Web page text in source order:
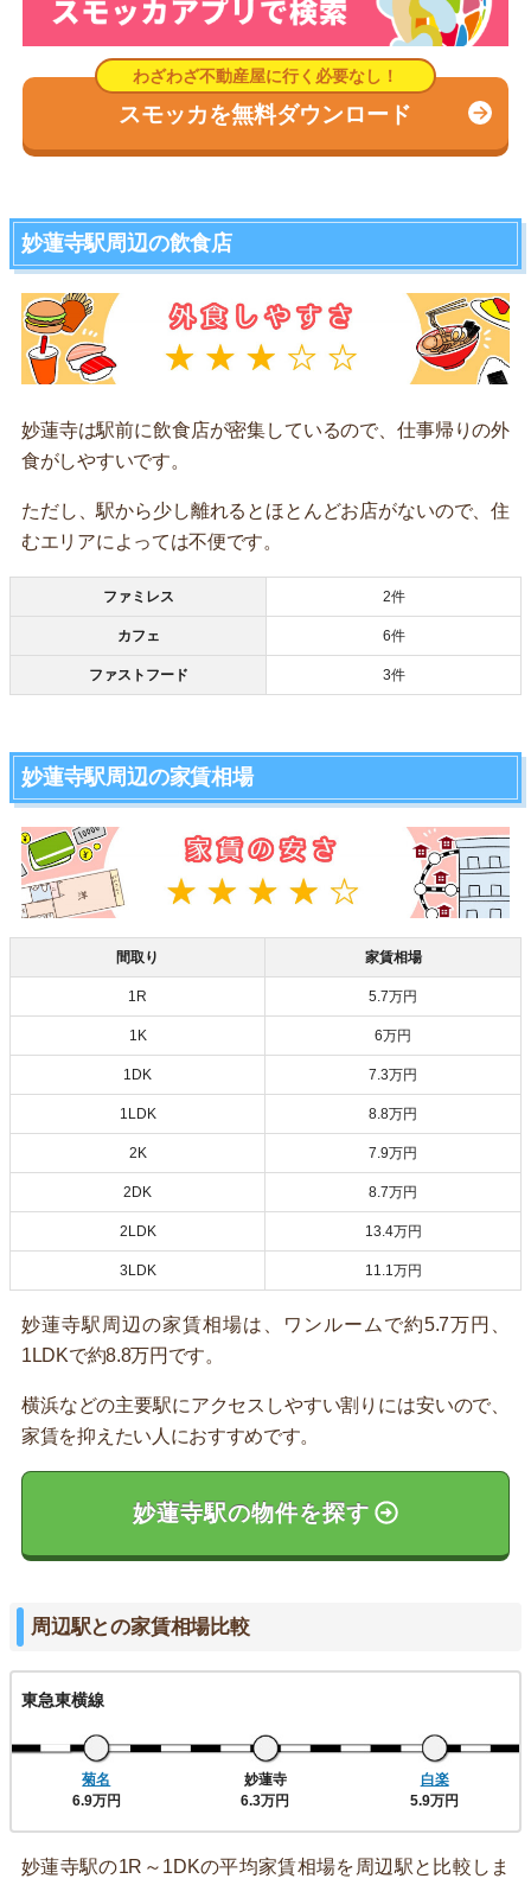
スモッカを無料ダウンロード
妙蓮寺駅周辺の飲食店
妙蓮寺は駅前に飲食店が密集しているので、仕事帰りの外
食がしやすいです。
ただし、駅から少し離れるとほとんどお店がないので、住
むエリアによっては不便です。
ファミレス 2件
カフェ 6件
ファストフード 3件
妙蓮寺駅周辺の家賃相場
間取り 家賃相場
1R 5.7万円
1K 6万円
1DK 7.3万円
1LDK 8.8万円
2K 7.9万円
2DK 8.7万円
2LDK 13.4万円
3LDK 11.1万円
妙蓮寺駅周辺の家賃相場は、ワンルームで約5.7万円、
1LDKで約8.8万円です。
横浜などの主要駅にアクセスしやすい割りには安いので、
家賃を抑えたい人におすすめです。
妙蓮寺駅の物件を探す
周辺駅との家賃相場比較
東急東横線
菊名
6.9万円
妙蓮寺
6.3万円
白楽
5.9万円
妙蓮寺駅の1R～1DKの平均家賃相場を周辺駅と比較しま